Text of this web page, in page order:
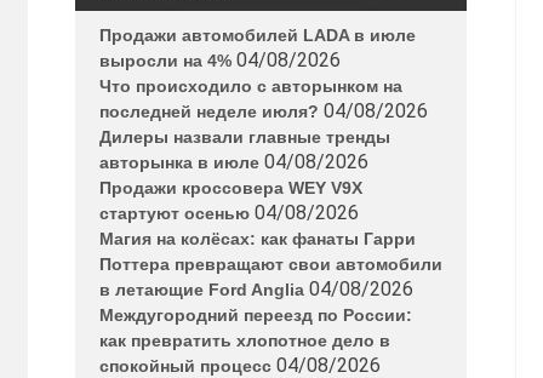
Продажи автомобилей LADA в июле
выросли на 4% 04/08/2026
Что происходило с авторынком на
последней неделе июля? 04/08/2026
Дилеры назвали главные тренды
авторынка в июле 04/08/2026
Продажи кроссовера WEY V9X
стартуют осенью 04/08/2026
Магия на колёсах: как фанаты Гарри
Поттера превращают свои автомобили
в летающие Ford Anglia 04/08/2026
Междугородний переезд по России:
как превратить хлопотное дело в
спокойный процесс 04/08/2026